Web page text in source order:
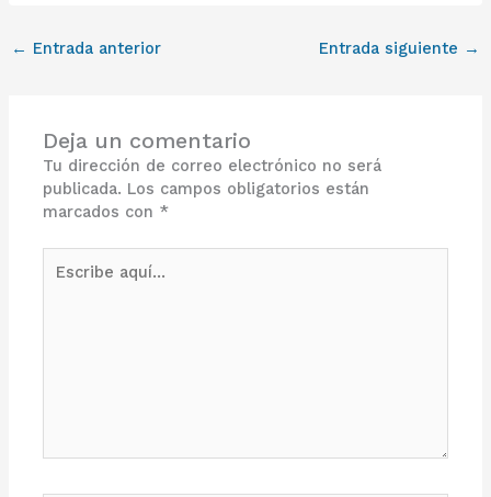
← Entrada anterior Entrada siguiente →
Deja un comentario
Tu dirección de correo electrónico no será
publicada. Los campos obligatorios están
marcados con *
aquí...